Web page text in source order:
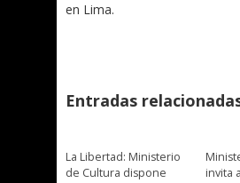
en Lima.
Entradas
La Libertad: Ministerio
de Cultura dispone
invita